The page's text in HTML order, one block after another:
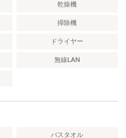
乾燥機
掃除機
ドライヤー
無線LAN
バスタオル